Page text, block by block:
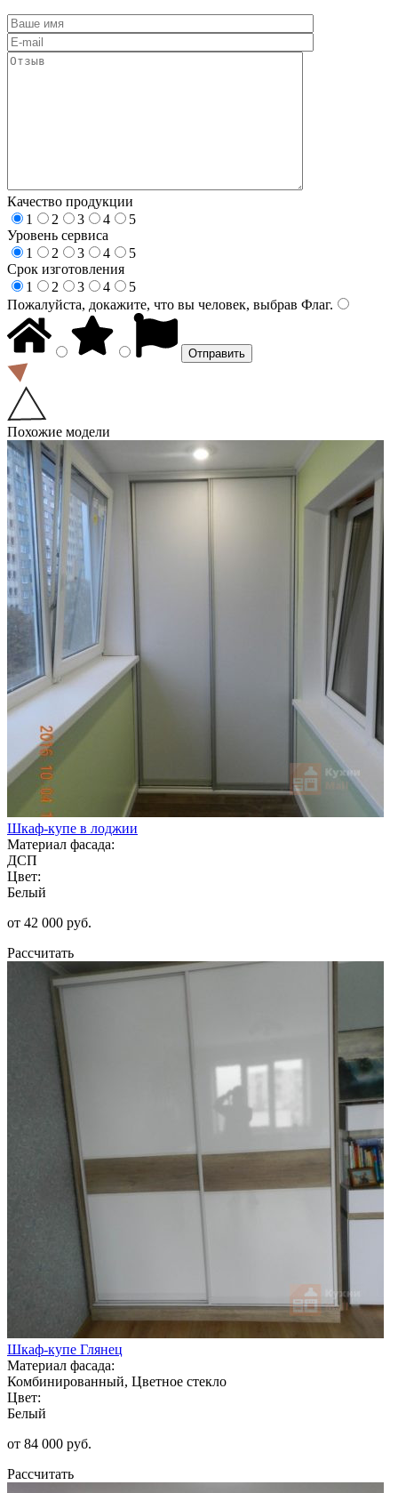
Качество продукции
1
2 3 4
5
Уровень сервиса
1
2 3 4
5
Срок изготовления
1
2 3 4
5
Пожалуйста, докажите, что вы человек, выбрав Флаг.
Похожие модели
Шкаф-купе в лоджии
Материал фасада:
ДСП
Цвет:
Белый
от 42 000 руб.
Рассчитать
Шкаф-купе Глянец
Материал фасада:
Комбинированный, Цветное стекло
Цвет:
Белый
от 84 000 руб.
Рассчитать